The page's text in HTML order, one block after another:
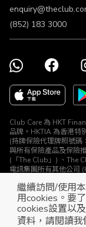
繼續訪問/使用
用cookies。要
cookies設置以
資料，請閱讀我
(852) 183 3000
Club Care 為 HKT
品牌。HKTIA 為香港特
(持牌保險代理牌照號碼
與所有保險產品及保險
(「The Club」) 、The
電訊集團所有其他公司
© The Club 2026. 保留
立即下載
展開屬於